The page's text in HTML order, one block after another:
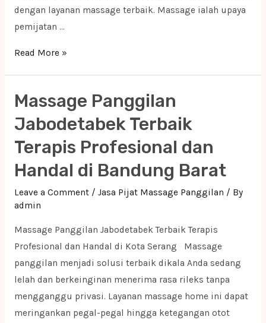
dengan layanan massage terbaik. Massage ialah upaya
pemijatan …
Massage
Terbaik
Terapis
dan
Handal
Cirebon
Read More »
Massage Panggilan
Jabodetabek Terbaik
Terapis Profesional dan
Handal di Bandung Barat
Leave a Comment / Jasa Pijat Massage Panggilan / By
admin
Massage Panggilan Jabodetabek Terbaik Terapis
Profesional dan Handal di Kota Serang Massage
panggilan menjadi solusi terbaik dikala Anda sedang
lelah dan berkeinginan menerima rasa rileks tanpa
mengganggu privasi. Layanan massage home ini dapat
meringankan pegal-pegal hingga ketegangan otot